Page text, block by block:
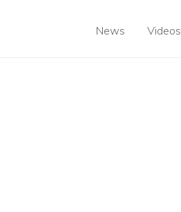
News Videos